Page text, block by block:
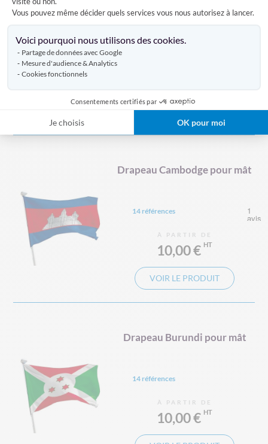
Vous pouvez même décider quels services vous nous autorisez à lancer.
Voici pourquoi nous utilisons des cookies.
Partage de données avec Google
Mesure d'audience & Analytics
Cookies fonctionnels
Consentements certifiés par
Je choisis OK pour moi
14 références
VOIR LE PRODUIT
Drapeau Cambodge pour mât
14 références
À PARTIR DE
10,00 €
VOIR LE PRODUIT
Drapeau Burundi pour mât
14 références
À PARTIR DE
10,00 €